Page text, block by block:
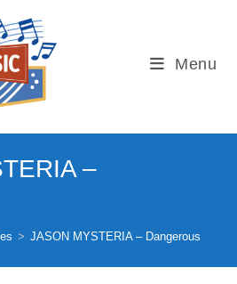
Menu
–
> JASON MYSTERIA – Dangerous